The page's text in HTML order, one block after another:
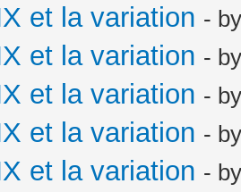
et la variation -
et la variation -
et la variation -
et la variation -
et la variation -